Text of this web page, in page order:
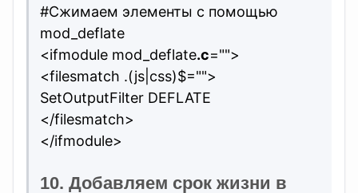
#Сжимаем элементы с помощью
mod_deflate
<ifmodule mod_deflate.c="">
<filesmatch .(js|css)$="">
SetOutputFilter DEFLATE
</filesmatch>
</ifmodule>
10. Добавляем срок жизни в